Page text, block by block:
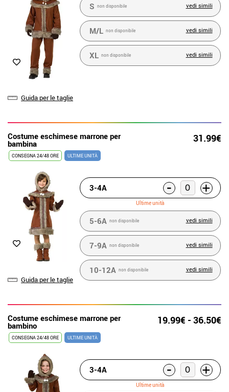
Guida per le taglie
S non disponibile vedi simili
M/L non disponibile vedi simili
XL non disponibile vedi simili
Costume eschimese marrone per
bambina 31.99€
CONSEGNA 24/48 ORE ULTIME UNITÀ
Guida per le taglie
3-4A - +
Ultime unità
5-6A non disponibile vedi simili
7-9A non disponibile vedi simili
10-12A non disponibile vedi simili
Costume eschimese marrone per
bambino 19.99€ - 36.50€
CONSEGNA 24/48 ORE ULTIME UNITÀ
3-4A - +
Ultime unità